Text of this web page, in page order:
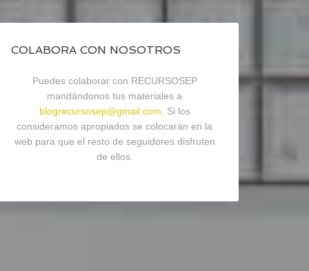
COLABORA CON NOSOTROS
Puedes colaborar con RECURSOSEP
mandándonos tus materiales a
blogrecursosep@gmail.com . Si los
consideramos apropiados se colocarán en la
web para que el resto de seguidores disfruten
de ellos.